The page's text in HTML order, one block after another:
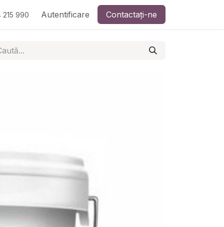
215 990 Autentificare Contactați-ne